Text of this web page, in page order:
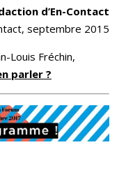
d’En-Contact
septembre 2015
Louis Fréchin,
parler ?